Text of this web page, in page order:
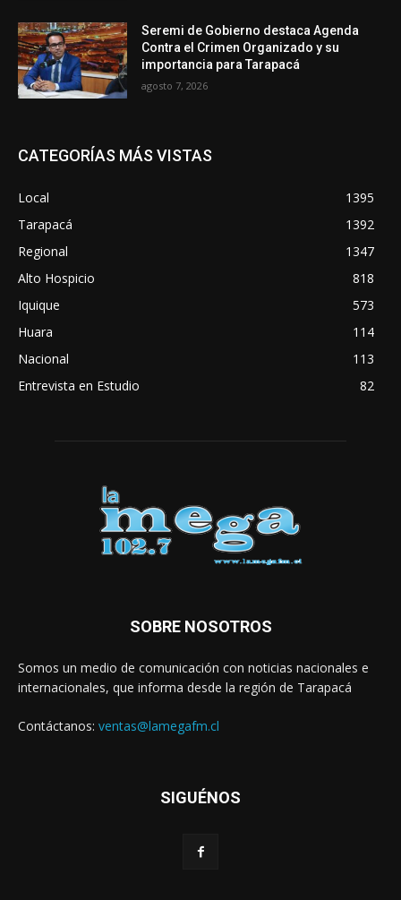
Seremi de Gobierno destaca Agenda
Contra el Crimen Organizado y su
importancia para Tarapacá
agosto 7, 2026
CATEGORÍAS MÁS VISTAS
Local
1395
Tarapacá
1392
Regional
1347
Alto Hospicio
818
Iquique
573
Huara
114
Nacional
113
Entrevista en Estudio
82
SOBRE NOSOTROS
Somos un medio de comunicación con noticias nacionales e
internacionales, que informa desde la región de Tarapacá
Contáctanos: ventas@lamegafm.cl
SIGUÉNOS